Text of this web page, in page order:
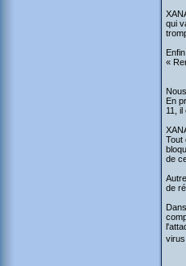
qui
«
En
11,
Tout
de
de